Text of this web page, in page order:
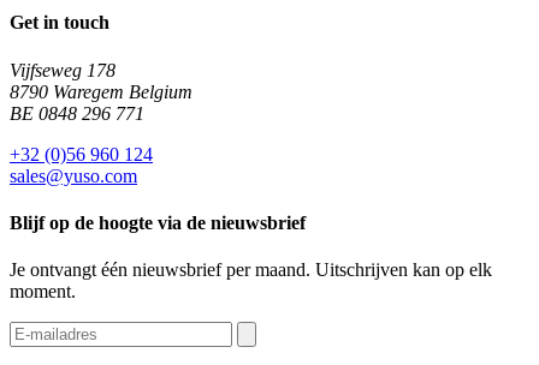
Get in touch
Vijfseweg 178
8790 Waregem Belgium
BE 0848 296 771
+32 (0)56 960 124
sales@yuso.com
Blijf op de hoogte via de nieuwsbrief
Je ontvangt één nieuwsbrief per maand. Uitschrijven kan op elk
moment.